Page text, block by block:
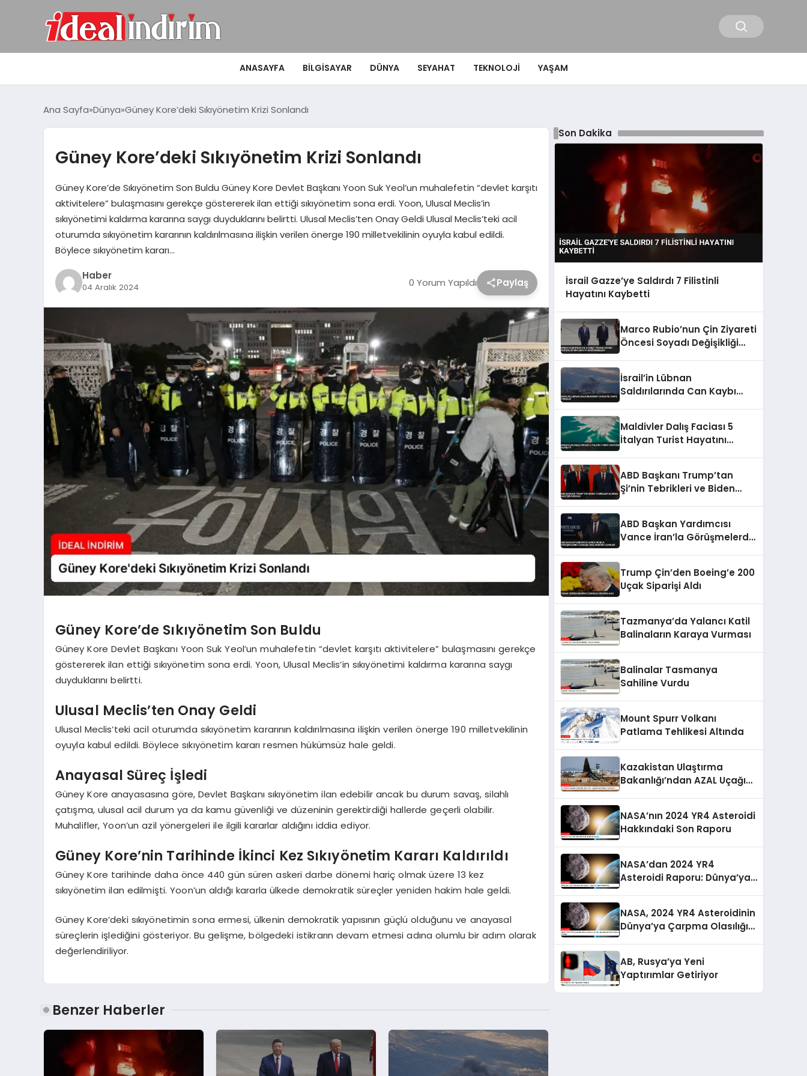
ANASAYFA BILGISAYAR DÜNYA SEYAHAT TEKNOLOJI YAŞAM
Ana Sayfa Dünya Güney Kore’deki Sıkıyönetim Krizi Sonlandı
Güney Kore’deki Sıkıyönetim Krizi Sonlandı
Güney Kore’de Sıkıyönetim Son Buldu Güney Kore Devlet Başkanı Yoon Suk Yeol’un muhalefetin “devlet karşıtı
aktivitelere” bulaşmasını gerekçe göstererek ilan ettiği sıkıyönetim sona erdi. Yoon, Ulusal Meclis’in
sıkıyönetimi kaldırma kararına saygı duyduklarını belirtti. Ulusal Meclis’ten Onay Geldi Ulusal Meclis’teki acil
oturumda sıkıyönetim kararının kaldırılmasına ilişkin verilen önerge 190 milletvekilinin oyuyla kabul edildi.
Böylece sıkıyönetim kararı…
Haber
04 Aralık 2024 0 Yorum Yapıldı Paylaş
Güney Kore’de Sıkıyönetim Son Buldu
Güney Kore Devlet Başkanı Yoon Suk Yeol’un muhalefetin “devlet karşıtı aktivitelere” bulaşmasını gerekçe
göstererek ilan ettiği sıkıyönetim sona erdi. Yoon, Ulusal Meclis’in sıkıyönetimi kaldırma kararına saygı
duyduklarını belirtti.
Ulusal Meclis’ten Onay Geldi
Ulusal Meclis’teki acil oturumda sıkıyönetim kararının kaldırılmasına ilişkin verilen önerge 190 milletvekilinin
oyuyla kabul edildi. Böylece sıkıyönetim kararı resmen hükümsüz hale geldi.
Anayasal Süreç İşledi
Güney Kore anayasasına göre, Devlet Başkanı sıkıyönetim ilan edebilir ancak bu durum savaş, silahlı
çatışma, ulusal acil durum ya da kamu güvenliği ve düzeninin gerektirdiği hallerde geçerli olabilir.
Muhalifler, Yoon’un azil yönergeleri ile ilgili kararlar aldığını iddia ediyor.
Güney Kore’nin Tarihinde İkinci Kez Sıkıyönetim Kararı Kaldırıldı
Güney Kore tarihinde daha önce 440 gün süren askeri darbe dönemi hariç olmak üzere 13 kez
sıkıyönetim ilan edilmişti. Yoon’un aldığı kararla ülkede demokratik süreçler yeniden hakim hale geldi.
Güney Kore’deki sıkıyönetimin sona ermesi, ülkenin demokratik yapısının güçlü olduğunu ve anayasal
süreçlerin işlediğini gösteriyor. Bu gelişme, bölgedeki istikrarın devam etmesi adına olumlu bir adım olarak
değerlendiriliyor.
Benzer Haberler
Son Dakika
İsrail Gazze’ye Saldırdı 7 Filistinli
Hayatını Kaybetti
Marco Rubio’nun Çin Ziyareti
Öncesi Soyadı Değişikliği
İsrail’in Lübnan
Saldırılarında Can Kaybı
Maldivler Dalış Faciası 5
İtalyan Turist Hayatını
ABD Başkanı Trump’tan
Şi’nin Tebrikleri ve Biden
ABD Başkan Yardımcısı
Vance İran’la Görüşmelerde
Trump Çin’den Boeing’e 200
Uçak Siparişi Aldı
Tazmanya’da Yalancı Katil
Balinaların Karaya Vurması
Balinalar Tasmanya
Sahiline Vurdu
Mount Spurr Volkanı
Patlama Tehlikesi Altında
Kazakistan Ulaştırma
Bakanlığı’ndan AZAL Uçağı
NASA’nın 2024 YR4 Asteroidi
Hakkındaki Son Raporu
NASA’dan 2024 YR4
Asteroidi Raporu: Dünya’ya
NASA, 2024 YR4 Asteroidinin
Dünya’ya Çarpma Olasılığı
AB, Rusya’ya Yeni
Yaptırımlar Getiriyor